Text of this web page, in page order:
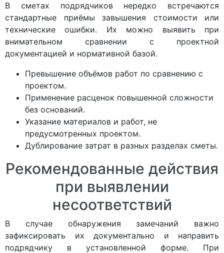
В сметах подрядчиков нередко встречаются
стандартные приёмы завышения стоимости или
технические ошибки. Их можно выявить при
внимательном сравнении с проектной
документацией и нормативной базой.
Превышение объёмов работ по сравнению с
проектом.
Применение расценок повышенной сложности
без оснований.
Указание материалов и работ, не
предусмотренных проектом.
Дублирование затрат в разных разделах сметы.
Рекомендованные действия
при выявлении
несоответствий
В случае обнаружения замечаний важно
зафиксировать их документально и направить
подрядчику в установленной форме. При